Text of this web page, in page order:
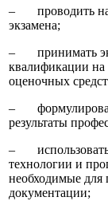
‒ проводить
экзамена;
‒ принимать
квалификации на
оценочных
‒
результаты
‒
технологии и
необходимые для
документации;